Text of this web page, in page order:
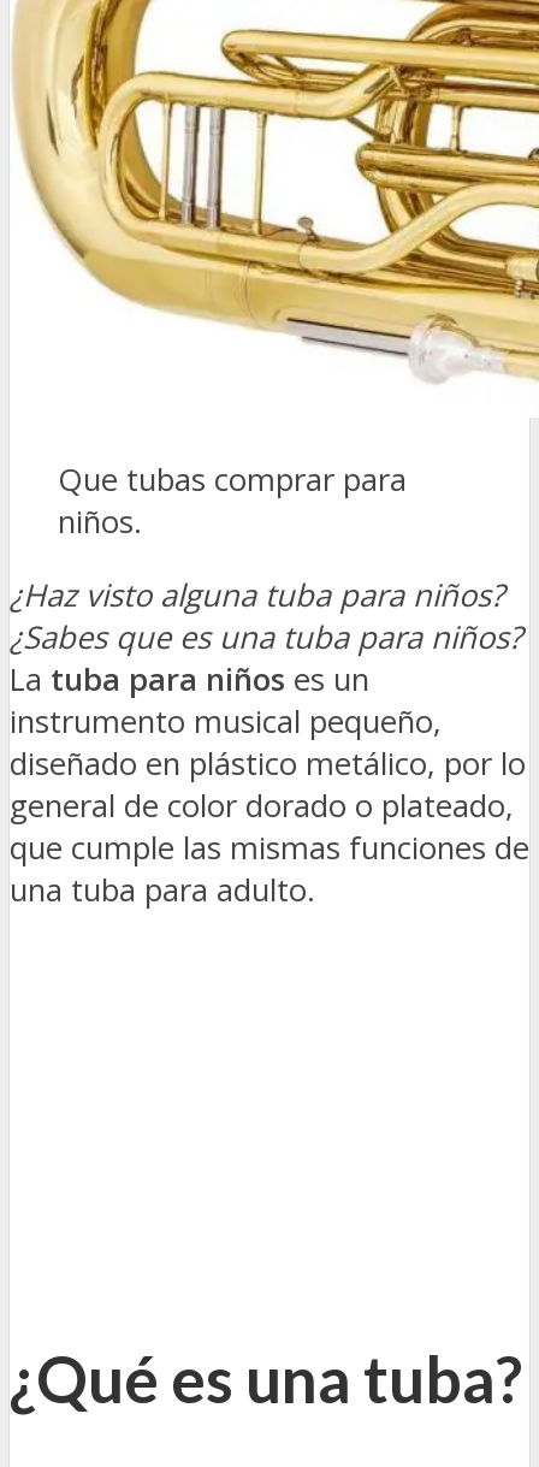
Que tubas comprar para
niños.
¿Haz visto alguna tuba para niños?
¿Sabes que es una tuba para niños?
La tuba para niños es un
instrumento musical pequeño,
diseñado en plástico metálico, por lo
general de color dorado o plateado,
que cumple las mismas funciones de
una tuba para adulto.
¿Qué es una tuba?